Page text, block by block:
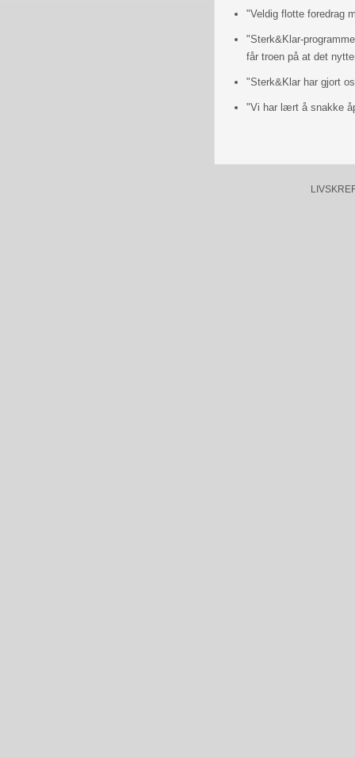
"Veldig flotte foredrag
"Sterk&Klar-
får troen på at det
"Sterk&Klar har gjort
"Vi har lært å snakke